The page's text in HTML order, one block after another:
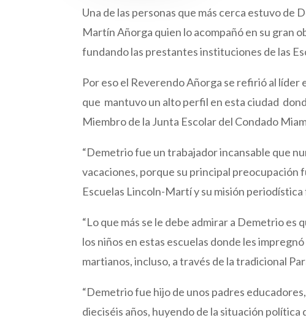
Una de las personas que más cerca estuvo de
Martín Añorga quien lo acompañó en su gran
fundando las prestantes instituciones de las
Por eso el Reverendo Añorga se refirió al
que mantuvo un alto perfil en esta ciudad
Miembro de la Junta Escolar del Condado
“Demetrio fue un trabajador incansable que
vacaciones, porque su principal preocupación
Escuelas Lincoln-Martí y su misión
“Lo que más se le debe admirar a Demetrio es
los niños en estas escuelas donde les
martianos, incluso, a través de la tradicional
“Demetrio fue hijo de unos padres
dieciséis años, huyendo de la situación